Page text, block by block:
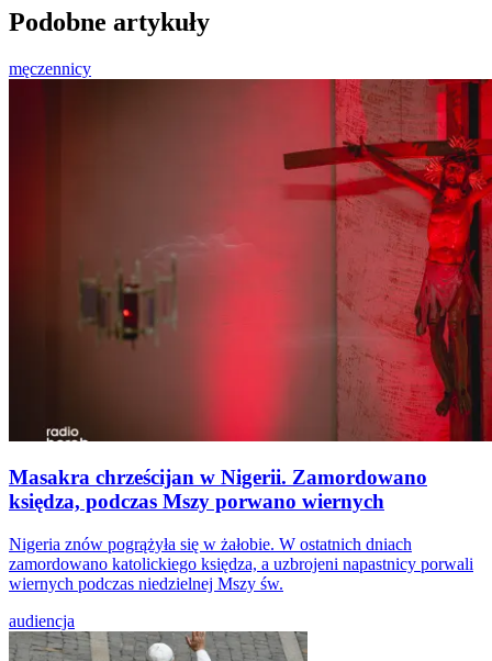
Podobne artykuły
męczennicy
Masakra chrześcijan w Nigerii. Zamordowano
księdza, podczas Mszy porwano wiernych
Nigeria znów pogrążyła się w żałobie. W ostatnich dniach
zamordowano katolickiego księdza, a uzbrojeni napastnicy porwali
wiernych podczas niedzielnej Mszy św.
audiencja